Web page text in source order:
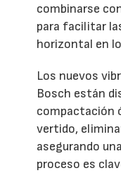
combinarse
para facilitar
horizontal en
Los nuevos
Bosch están
compactación
vertido,
asegurando
proceso es